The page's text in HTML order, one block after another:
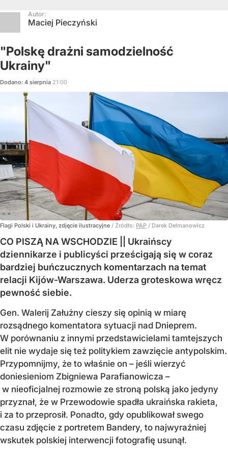
Autor:
Maciej Pieczyński
"Polskę drażni samodzielność
Ukrainy"
Dodano: 4 sierpnia 21:00
Flagi Polski i Ukrainy, zdjęcie ilustracyjne / Źródło: PAP / Darek Delmanowicz
CO PISZĄ NA WSCHODZIE || Ukraińscy
dziennikarze i publicyści prześcigają się w coraz
bardziej buńczucznych komentarzach na temat
relacji Kijów-Warszawa. Uderza groteskowa wręcz
pewność siebie.
Gen. Walerij Załużny cieszy się opinią w miarę
rozsądnego komentatora sytuacji nad Dnieprem.
W porównaniu z innymi przedstawicielami tamtejszych
elit nie wydaje się też politykiem zawzięcie antypolskim.
Przypomnijmy, że to właśnie on – jeśli wierzyć
doniesieniom Zbigniewa Parafianowicza –
w nieoficjalnej rozmowie ze stroną polską jako jedyny
przyznał, że w Przewodowie spadła ukraińska rakieta,
i za to przeprosił. Ponadto, gdy opublikował swego
czasu zdjęcie z portretem Bandery, to najwyraźniej
wskutek polskiej interwencji fotografię usunął.